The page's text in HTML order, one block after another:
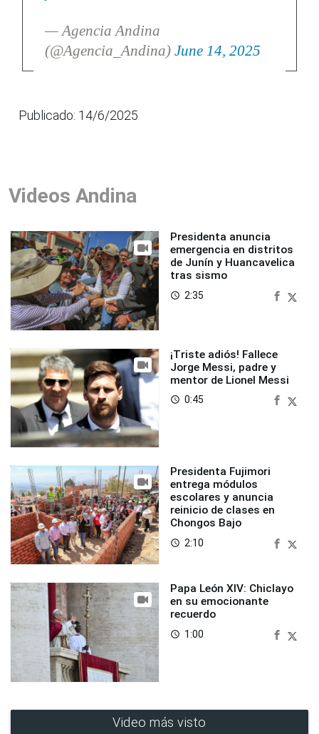
— Agencia Andina
(@Agencia_Andina) June 14, 2025
Publicado: 14/6/2025
Videos Andina
Presidenta anuncia
emergencia en distritos
de Junín y Huancavelica
tras sismo
access_time 2:35
¡Triste adiós! Fallece
Jorge Messi, padre y
mentor de Lionel Messi
access_time 0:45
Presidenta Fujimori
entrega módulos
escolares y anuncia
reinicio de clases en
Chongos Bajo
access_time 2:10
Papa León XIV: Chiclayo
en su emocionante
recuerdo
access_time 1:00
Video más visto